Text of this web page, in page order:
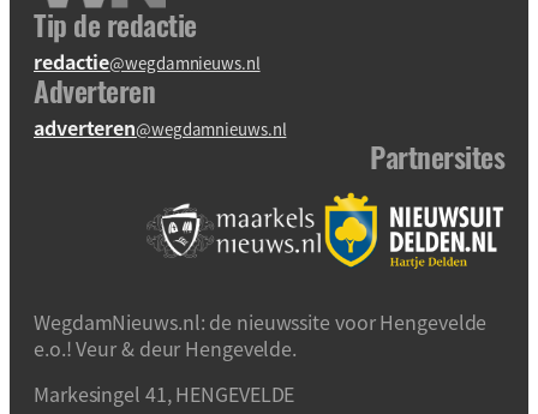
Tip de redactie
redactie@wegdamnieuws.nl
Adverteren
adverteren@wegdamnieuws.nl
Partnersites
WegdamNieuws.nl: de nieuwssite voor Hengevelde
e.o.! Veur & deur Hengevelde.
Markesingel 41, HENGEVELDE